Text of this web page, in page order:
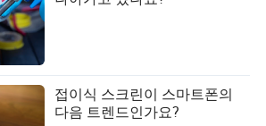
접이식 스크린이 스마트폰의
다음 트렌드인가요?